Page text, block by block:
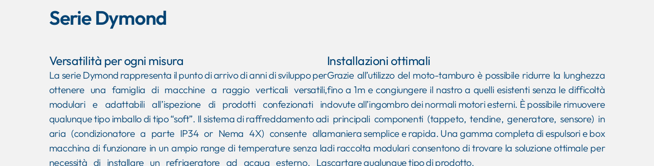
Serie Dymond
Versatilità per ogni misura
La serie Dymond rappresenta il punto di arrivo di anni di sviluppo per
ottenere una famiglia di macchine a raggio verticali versatili,
modulari e adattabili all’ispezione di prodotti confezionati in
qualunque tipo imballo di tipo “soft”. Il sistema di raffreddamento ad
aria (condizionatore a parte IP34 or Nema 4X) consente alla
macchina di funzionare in un ampio range di temperature senza la
necessità di installare un refrigeratore ad acqua esterno. La
Installazioni ottimali
Grazie all’utilizzo del moto-tamburo è possibile ridurre la lunghezza
fino a 1m e congiungere il nastro a quelli esistenti senza le difficoltà
dovute all’ingombro dei normali motori esterni. È possibile rimuovere
i principali componenti (tappeto, tendine, generatore, sensore) in
maniera semplice e rapida. Una gamma completa di espulsori e box
di raccolta modulari consentono di trovare la soluzione ottimale per
scartare qualunque tipo di prodotto.